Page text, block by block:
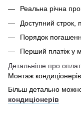
Реальна річна
Доступний строк,
Порядок
Перший платіж у
Детальніше про
Монтаж
Більш детально
кондиціонерів